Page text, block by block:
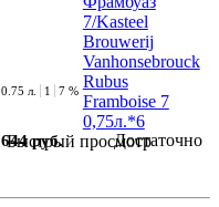
Быстрый просмотр
0.75 л. 1 7 %
644 руб. Достаточно